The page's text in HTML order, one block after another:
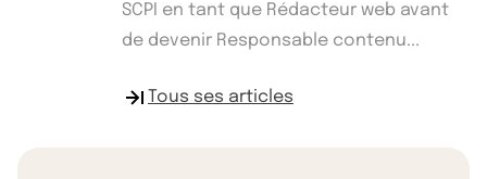
SCPI en tant que Rédacteur web avant
de devenir Responsable contenu...
Tous ses articles